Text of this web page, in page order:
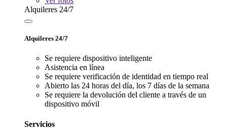
Alquileres 24/7
Alquileres 24/7
Se requiere dispositivo inteligente
Asistencia en línea
Se requiere verificación de identidad en tiempo real
Abierto las 24 horas del día, los 7 días de la semana
Se requiere la devolución del cliente a través de un
dispositivo móvil
Servicios